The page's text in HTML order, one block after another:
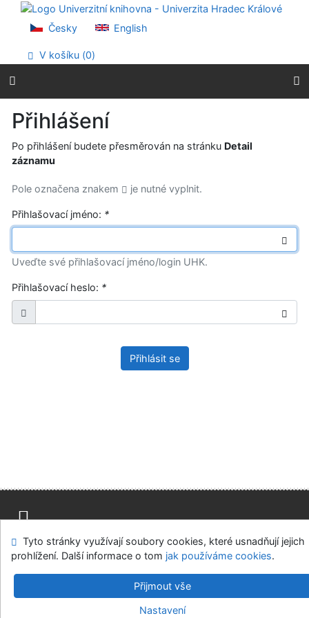
Přejít na obsah
Přejít na menu
Prohlášení o webové přístupnosti
Česky English
V košíku (0)
Přihlášení
Po přihlášení budete přesměrován na stránku Detail
záznamu
Pole označena znakem je nutné vyplnit.
Přihlašovací jméno: *
Uveďte své přihlašovací jméno/login UHK.
Přihlašovací heslo: *
Přihlásit se
Mapa stránek Přístupnost
Soukromí
Modul OpenSearch
Napište nám Nastavení cookies
Univerzitní knihovna - Univerzita Hradec Králové
v.4.8.63a-Cosmotron Bohemia, s.r.o.
Tyto stránky využívají soubory cookies, které usnadňují jejich
prohlížení. Další informace o tom jak používáme cookies.
Přijmout vše
Nastavení